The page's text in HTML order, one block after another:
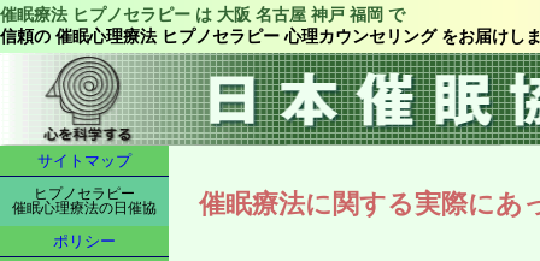
催眠療法 ヒプノセラピー は 大阪 名古屋 神戸 福岡 で
信頼の 催眠心理療法 ヒプノセラピー 心理カウンセリング をお届けし
サイトマップ
ヒプノセラピー
催眠心理療法の日催協
ポリシー
催眠療法に関する実際にあ